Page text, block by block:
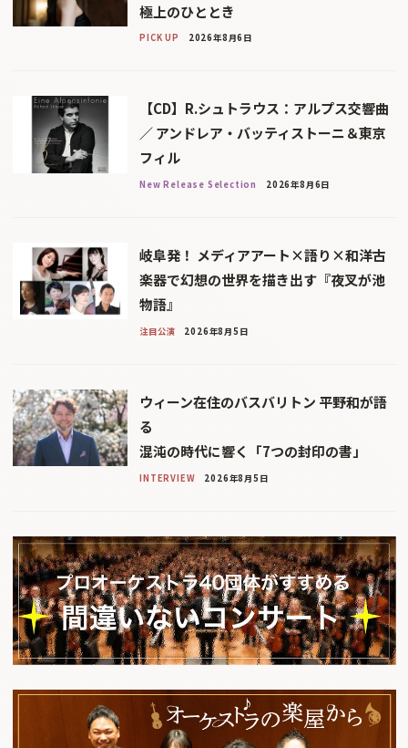
極上のひととき
PICK UP 2026年8月6日
【CD】R.シュトラウス：アルプス交響曲
／ アンドレア・バッティストーニ＆東京
フィル
New Release Selection 2026年8月6日
岐阜発！ メディアアート×語り×和洋古
楽器で幻想の世界を描き出す『夜叉が池
物語』
注目公演 2026年8月5日
ウィーン在住のバスバリトン 平野和が語
る
混沌の時代に響く「7つの封印の書」
INTERVIEW 2026年8月5日